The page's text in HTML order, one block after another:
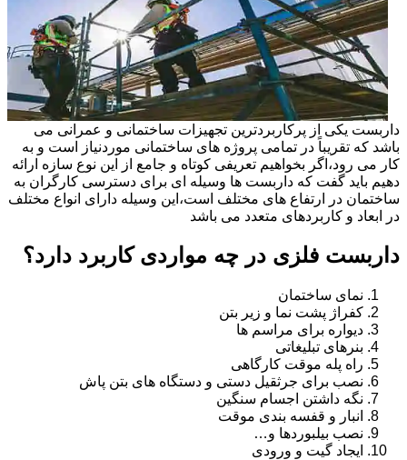
داربست یکی از پرکاربردترین تجهیزات ساختمانی و عمرانی می
باشد که تقریباً در تمامی پروژه های ساختمانی موردنیاز است و به
کار می رود،اگر بخواهیم تعریفی کوتاه و جامع از این نوع سازه ارائه
دهیم باید گفت که داربست ها وسیله ای برای دسترسی کارگران به
ساختمان در ارتفاع های مختلف است،این وسیله دارای انواع مختلف
در ابعاد و کاربردهای متعدد می باشد
داربست فلزی در چه مواردی کاربرد دارد؟
نمای ساختمان
کفراژ پشت نما و زیر بتن
دیواره برای مراسم ها
بنرهای تبلیغاتی
راه پله موقت کارگاهی
نصب برای جرثقیل دستی و دستگاه های بتن پاش
نگه داشتن اجسام سنگین
انبار و قفسه بندی موقت
نصب بیلبوردها و…
ایجاد گیت و ورودی